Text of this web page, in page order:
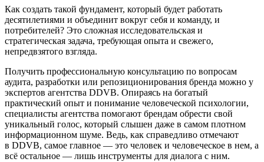
Как создать такой фундамент, который будет работать
десятилетиями и объединит вокруг себя и команду, и
потребителей? Это сложная исследовательская и
стратегическая задача, требующая опыта и свежего,
непредвзятого взгляда.
Получить профессиональную консультацию по вопросам
аудита, разработки или репозиционирования бренда можно у
экспертов агентства DDVB. Опираясь на богатый
практический опыт и понимание человеческой психологии,
специалисты агентства помогают брендам обрести свой
уникальный голос, который слышен даже в самом плотном
информационном шуме. Ведь, как справедливо отмечают
в DDVB, самое главное — это человек и человеческое в нем, а
всё остальное — лишь инструменты для диалога с ним.